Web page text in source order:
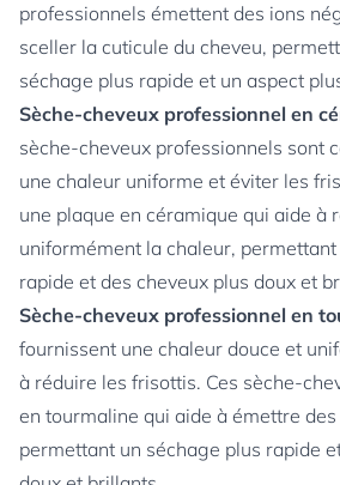
professionnels émettent des ions
sceller la cuticule du cheveu,
séchage plus rapide et un aspect
Sèche-cheveux professionnel en
sèche-cheveux professionnels sont
une chaleur uniforme et éviter les
une plaque en céramique qui aide à
uniformément la chaleur,
rapide et des cheveux plus doux et
Sèche-cheveux professionnel en
fournissent une chaleur douce et
à réduire les frisottis. Ces sèche-
en tourmaline qui aide à émettre
permettant un séchage plus rapide